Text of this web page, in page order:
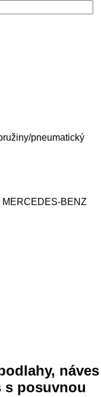
pneumatický
MERCEDES-BENZ
náves
s posuvnou